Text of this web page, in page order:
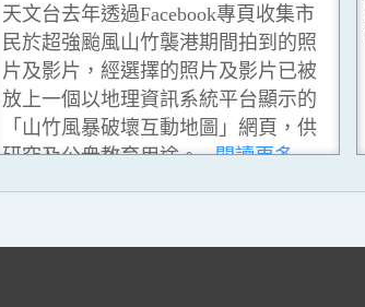
天文台去年透過Facebook專頁收集市
民於超強颱風山竹襲港期間拍到的照
片及影片，經選擇的照片及影片已被
放上一個以地理資訊系統平台顯示的
「山竹風暴破壞互動地圖」網頁，供
研究及公衆教育用途。...閱讀更多